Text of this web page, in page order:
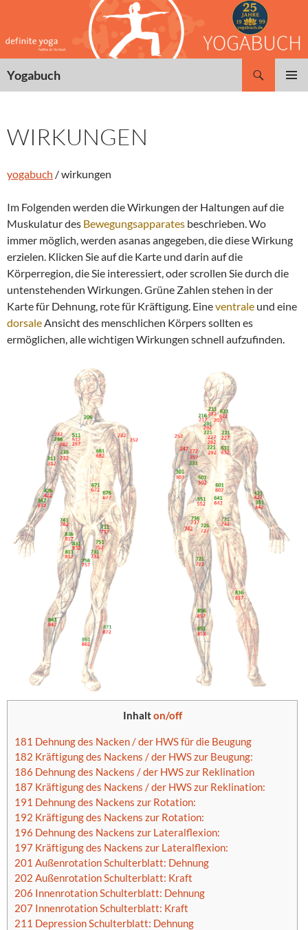
springen
Yogabuch
WIRKUNGEN
yogabuch / wirkungen
Im Folgenden werden die Wirkungen der Haltungen auf die
Muskulatur des Bewegungsapparates beschrieben. Wo
immer möglich, werden asanas angegeben, die diese Wirkung
erzielen. Klicken Sie auf die Karte und darin auf die
Körperregion, die Sie interessiert, oder scrollen Sie durch die
untenstehenden Wirkungen. Grüne Zahlen stehen in der
Karte für Dehnung, rote für Kräftigung. Eineventrale und eine
dorsaleAnsicht des menschlichen Körpers sollten es
ermöglichen, alle wichtigen Wirkungen schnell aufzufinden.
Inhalton/off
181 Dehnung des Nacken / der HWS für die Beugung
182 Kräftigung des Nackens / der HWS zur Beugung:
186 Dehnung des Nackens / der HWS zur Reklination
187 Kräftigung des Nackens / der HWS zur Reklination:
191 Dehnung des Nackens zur Rotation:
192 Kräftigung des Nackens zur Rotation:
196 Dehnung des Nackens zur Lateralflexion:
197 Kräftigung des Nackens zur Lateralflexion:
201 Außenrotation Schulterblatt: Dehnung
202 Außenrotation Schulterblatt: Kraft
206 Innenrotation Schulterblatt: Dehnung
207 Innenrotation Schulterblatt: Kraft
211 Depression Schulterblatt: Dehnung